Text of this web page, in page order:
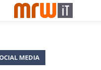
MEDIA